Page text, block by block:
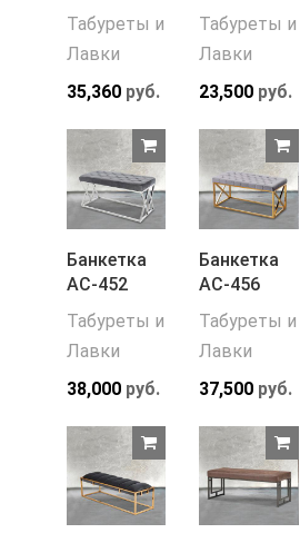
Табуреты и
Лавки
35,360 руб.
Табуреты и
Лавки
23,500 руб.
Банкетка
АС-452
Табуреты и
Лавки
38,000 руб.
Банкетка
АС-456
Табуреты и
Лавки
37,500 руб.